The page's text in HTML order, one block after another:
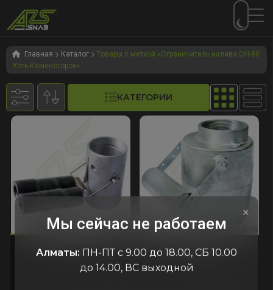
Перейти
навигации
Перейти
содержимому
Главная Каталог
Товары с меткой «Ограничитель налива ОН-80
Усть-Каменогорск»
КАТЕГОРИИ
код:2653 код:2653
КОП-80
код:5755
Клапан отсечной
ОН-80 А
×
Мы сейчас не работаем
Алматы: ПН-ПТ с 9.00 до 18.00, СБ 10.00
до 14.00, ВС выходной